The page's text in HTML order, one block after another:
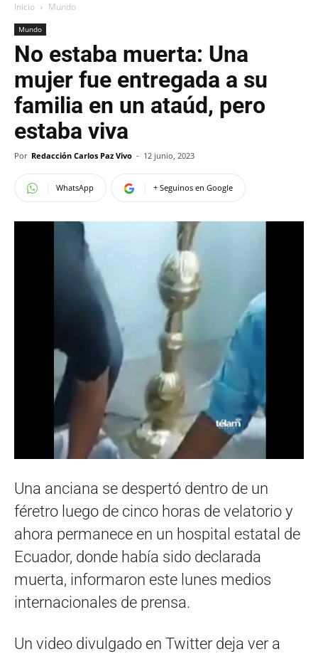
Inicio Mundo
Mundo
No estaba muerta: Una
mujer fue entregada a su
familia en un ataúd, pero
estaba viva
Por Redacción Carlos Paz Vivo - 12 junio, 2023
WhatsApp + Seguinos en Google
Una anciana se despertó dentro de un
féretro luego de cinco horas de velatorio y
ahora permanece en un hospital estatal de
Ecuador, donde había sido declarada
muerta, informaron este lunes medios
internacionales de prensa.
Un video divulgado en Twitter deja ver a